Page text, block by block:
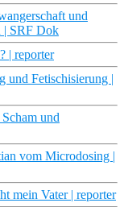
und
| SRF Dok
| reporter
und Fetischisierung |
und
vom Microdosing |
mein Vater | reporter